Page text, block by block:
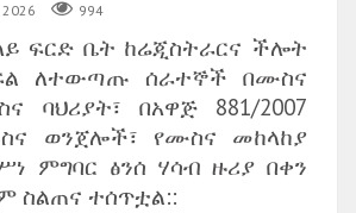
2026 994
ፍርድ ቤት ከሬጂስትራርና ችሎት
ለተውጣጡ ሰራተኞች በሙስና
ባህሪያት፣ በአዋጅ 881/2007
ወንጀሎች፣ የሙስና መከላከያ
ምግባር ፅንሰ ሃሳብ ዙሪያ በቀን
ስልጠና ተሰጥቷል::